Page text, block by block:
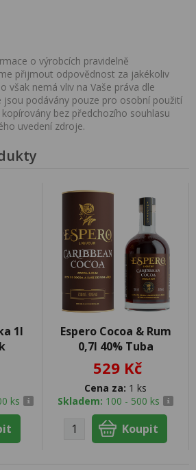
o výrobcích pravidelně
přijmout odpovědnost za jakékoliv
však nemá vliv na Vaše práva dle
podávány pouze pro osobní použití
bez předchozího souhlasu
uvedení zdroje.
1l
ks
Espero Cocoa & Rum
0,7l 40% Tuba
529 Kč
Cena za: 1 ks
Skladem: 100 - 500 ks